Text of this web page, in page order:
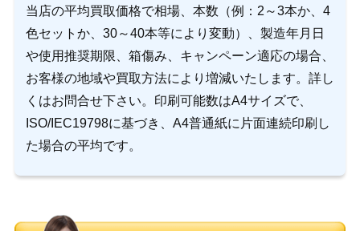
当店の平均買取価格で相場、本数（例：2～3本か、4
色セットか、30～40本等により変動）、製造年月日
や使用推奨期限、箱傷み、キャンペーン適応の場合、
お客様の地域や買取方法により増減いたします。詳し
くはお問合せ下さい。印刷可能数はA4サイズで、
ISO/IEC19798に基づき、A4普通紙に片面連続印刷し
た場合の平均です。